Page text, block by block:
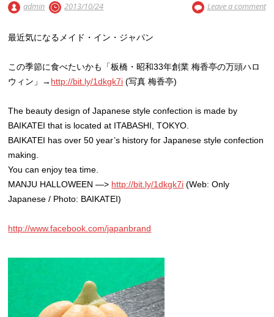
admin 2013/10/24 Leave a comment
最近気になるメイド・イン・ジャパン
この季節に食べたいかも「板橋・昭和33年創業 梅香亭の万頭ハロ
ウィン」→ http://bit.ly/1dkgk7i (写真 梅香亭)
The beauty design of Japanese style confection is made by
BAIKATEI that is located at ITABASHI, TOKYO.
BAIKATEI has over 50 year’s history for Japanese style confection
making.
You can enjoy tea time.
MANJU HALLOWEEN —> http://bit.ly/1dkgk7i (Web: Only
Japanese / Photo: BAIKATEI)
http://www.facebook.com/japanbrand